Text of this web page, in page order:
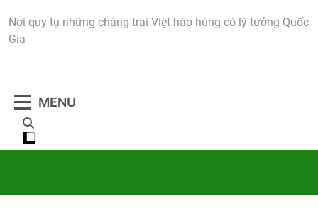
Nơi quy tụ những chàng trai Việt hào hùng có lý tưởng Quốc
Gia
MENU